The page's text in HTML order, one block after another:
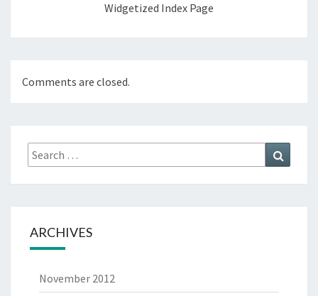
Widgetized Index Page
Comments are closed.
Search
for:
ARCHIVES
November 2012